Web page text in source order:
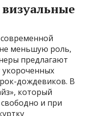
меньшую роль,
предлагают
дождевиков. В
который
свободно и при